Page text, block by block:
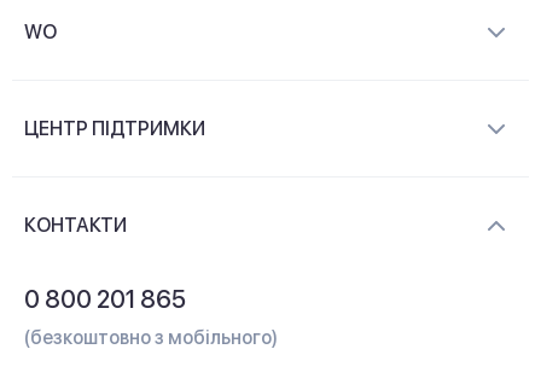
WO
Контакти
ЦЕНТР ПІДТРИМКИ
КОНТАКТИ
0 800 201 865
(безкоштовно з мобільного)